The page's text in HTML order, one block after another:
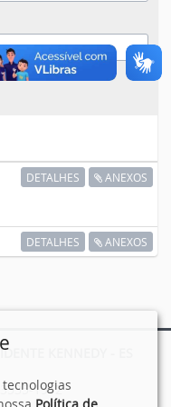
DETALHES ANEXOS
DETALHES ANEXOS
KENNEDY - ES
1912